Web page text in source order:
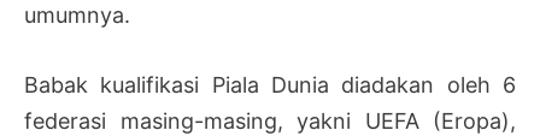
umumnya.
Babak kualifikasi Piala Dunia diadakan oleh 6
federasi masing-masing, yakni UEFA (Eropa),